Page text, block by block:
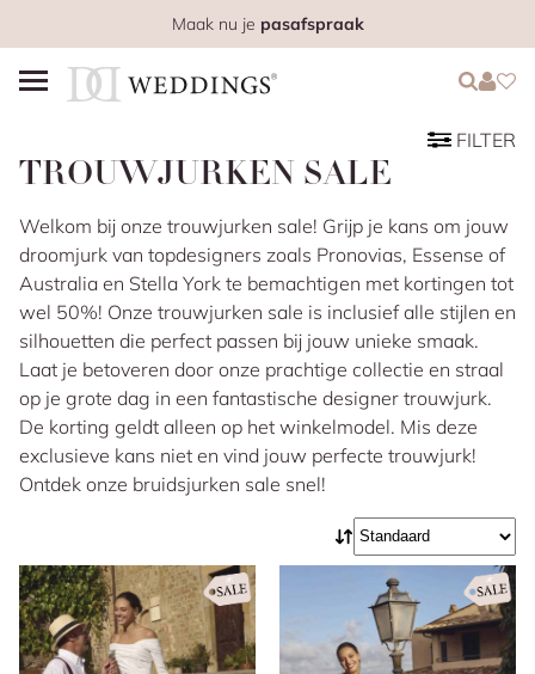
Maak nu je pasafspraak
Login
Login
TROUWJURKEN SALE
FILTER
Welkom bij onze trouwjurken sale! Grijp je kans om jouw
droomjurk van topdesigners zoals Pronovias, Essense of
Australia en Stella York te bemachtigen met kortingen tot
wel 50%! Onze trouwjurken sale is inclusief alle stijlen en
silhouetten die perfect passen bij jouw unieke smaak.
Laat je betoveren door onze prachtige collectie en straal
op je grote dag in een fantastische designer trouwjurk.
De korting geldt alleen op het winkelmodel. Mis deze
exclusieve kans niet en vind jouw perfecte trouwjurk!
Ontdek onze bruidsjurken sale snel!